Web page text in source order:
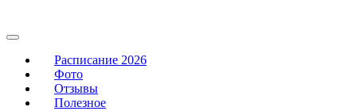
Расписание 2026
Фото
Отзывы
Полезное